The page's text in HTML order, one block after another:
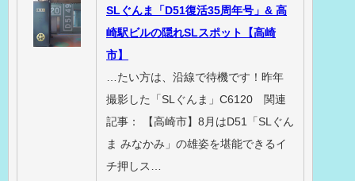
SLぐんま「D51復活35周年号」& 高
崎駅ビルの隠れSLスポット【高崎
市】
…たい方は、沿線で待機です！昨年
撮影した「SLぐんま」C6120 関連
記事： 【高崎市】8月はD51「SLぐん
ま みなかみ」の雄姿を堪能できるイ
チ押しス…